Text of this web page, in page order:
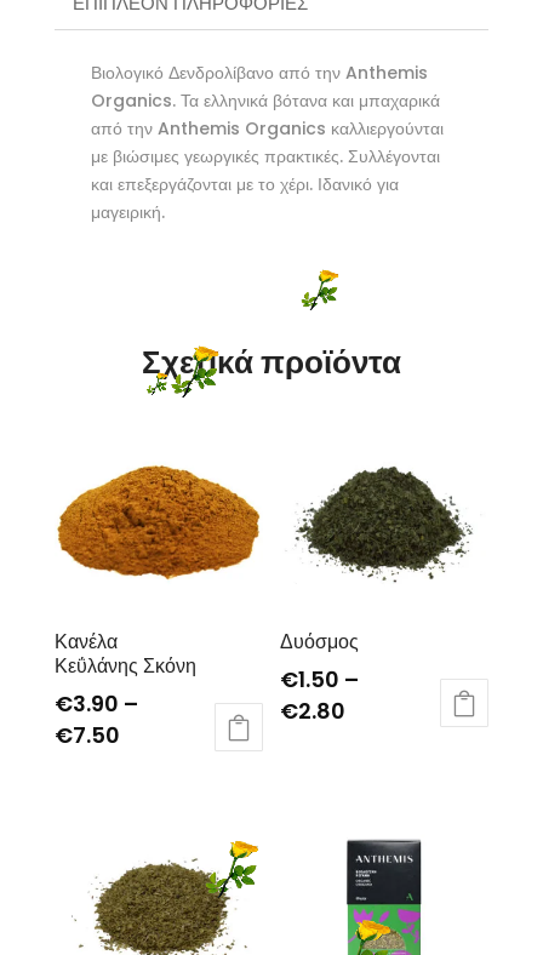
Βιολογικό Δενδρολίβανο από την Anthemis
Organics. Τα ελληνικά βότανα και μπαχαρικά
από την Anthemis Organics καλλιεργούνται
με βιώσιμες γεωργικές πρακτικές. Συλλέγονται
και επεξεργάζονται με το χέρι. Ιδανικό για
μαγειρική.
Σχετικά προϊόντα
Κανέλα
Κεΰλάνης Σκόνη
€3.90 –
€7.50
Δυόσμος
€1.50 –
€2.80